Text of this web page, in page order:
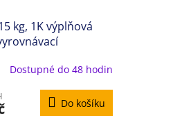
kg, 1K výplňová
Dostupné do 48 hodin
Do košíku